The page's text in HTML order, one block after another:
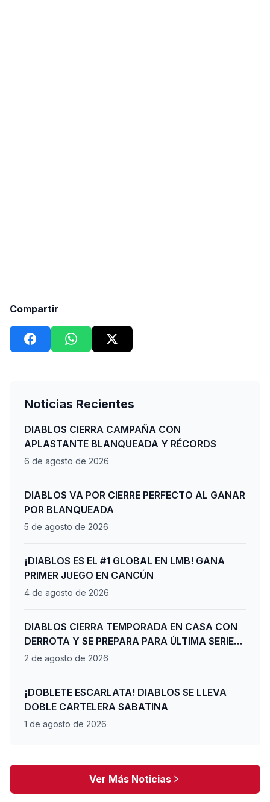
Compartir
Noticias Recientes
DIABLOS CIERRA CAMPAÑA CON
APLASTANTE BLANQUEADA Y RÉCORDS
6 de agosto de 2026
DIABLOS VA POR CIERRE PERFECTO AL GANAR
POR BLANQUEADA
5 de agosto de 2026
¡DIABLOS ES EL #1 GLOBAL EN LMB! GANA
PRIMER JUEGO EN CANCÚN
4 de agosto de 2026
DIABLOS CIERRA TEMPORADA EN CASA CON
DERROTA Y SE PREPARA PARA ÚLTIMA SERIE
DE PLAYOFFS
2 de agosto de 2026
¡DOBLETE ESCARLATA! DIABLOS SE LLEVA
DOBLE CARTELERA SABATINA
1 de agosto de 2026
Ver Más Noticias